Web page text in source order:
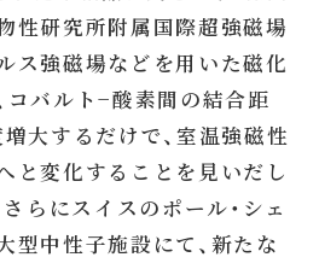
性研究所附属国際超強磁場
ス強磁場などを用いた磁化
コバルト−酸素間の結合距
大するだけで、室温強磁性
と変化することを見いだし
さらにスイスのポール・シェ
型中性子施設にて、新たな